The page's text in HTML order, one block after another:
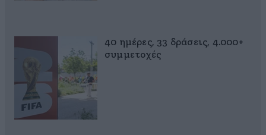
40 ημέρες, 33 δράσεις, 4.000+
συμμετοχές